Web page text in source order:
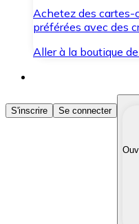
Achetez des cartes-
préférées avec des
Aller à la boutique
Acheter des
Achetez les
Convertissez vos
S'inscrire Se connecter